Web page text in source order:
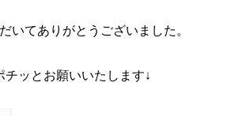
いてありがとうございました。
チッとお願いいたします↓